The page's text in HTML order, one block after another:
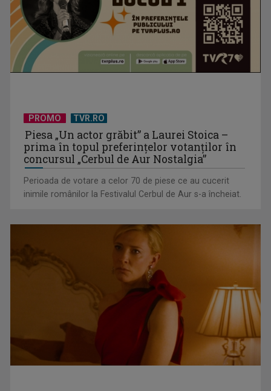
Efectul Fjord. Cristian Mungiu ne învață matematic să
îndrăznim: „4,3,2,1… ...
Documentarul „China: soţia mea are credit”, portretul unei
PROMO TVR.RO
Piesa „Un actor grăbit” a Laurei Stoica –
prima în topul preferinţelor votanţilor în
concursul „Cerbul de Aur Nostalgia”
Perioada de votare a celor 70 de piese ce au cucerit
inimile românilor la Festivalul Cerbul de Aur s-a încheiat.